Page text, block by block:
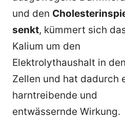
und den
senkt, kümmert sich
Kalium um den
Elektrolythaushalt in den
Zellen und hat dadurch
harntreibende und
entwässernde Wirkung.